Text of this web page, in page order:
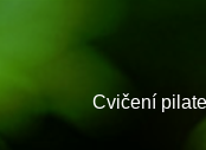
Cvičení